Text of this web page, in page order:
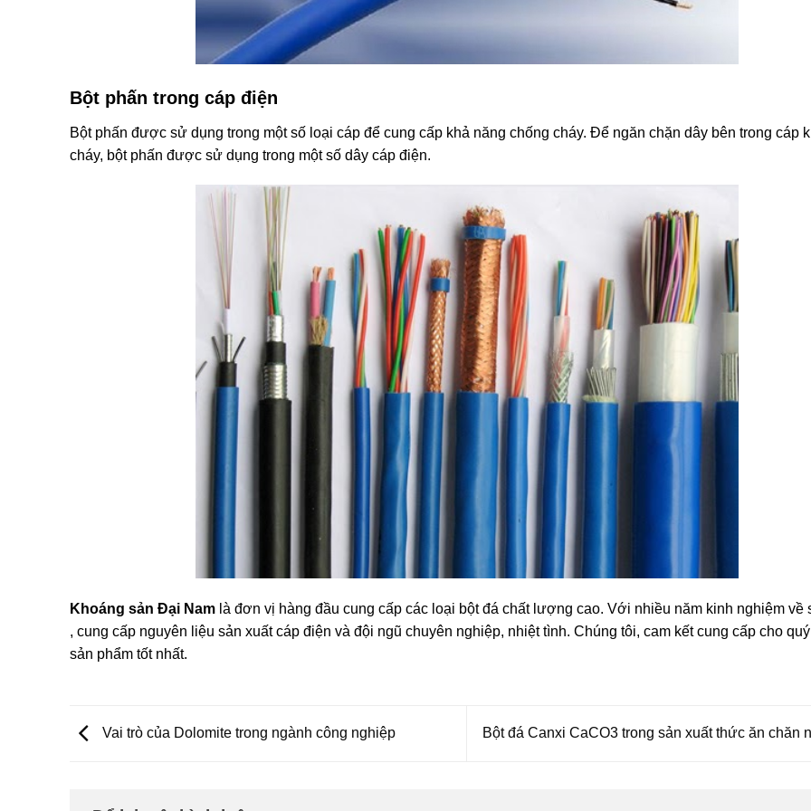
Bột phấn trong cáp điện
Bột phấn được sử dụng trong một số loại cáp để cung cấp khả năng chống cháy. Để ngăn chặn dây bên trong cáp
cháy, bột phấn được sử dụng trong một số dây cáp điện.
Khoáng sản Đại Nam là đơn vị hàng đầu cung cấp các loại bột đá chất lượng cao. Với nhiều năm kinh nghiệm về
, cung cấp nguyên liệu sản xuất cáp điện và đội ngũ chuyên nghiệp, nhiệt tình. Chúng tôi, cam kết cung cấp cho
sản phẩm tốt nhất.
Vai trò của Dolomite trong ngành công nghiệp Bột đá Canxi CaCO3 trong sản xuất thức ăn chăn